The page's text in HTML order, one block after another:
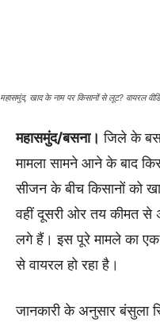
महासमुंद, खाद के नाम पर किसानों से लूट? वायरल
महासमुंद/बसना। जिले के
मामला सामने आने के बाद
सीजन के बीच किसानों को
वहीं दूसरी ओर तय कीमत
लगे हैं। इस पूरे मामले का एक
से वायरल हो रहा है।
जानकारी के अनुसार बंसुला